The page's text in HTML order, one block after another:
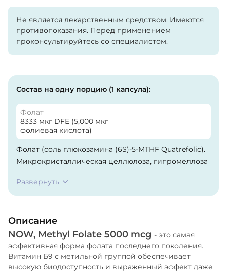
Не является лекарственным средством. Имеются
противопоказания. Перед применением
проконсультируйтесь со специалистом.
Состав на одну порцию (1 капсула):
Фолат
8333 мкг DFE (5,000 мкг
фолиевая кислота)
Фолат (соль глюкозамина (6S)-5-MTHF Quatrefolic).
Микрокристаллическая целлюлоза, гипромеллоза
(растительного происхождения).
Развернуть
Описание
NOW, Methyl Folate 5000 mcg - это самая
эффективная форма фолата последнего поколения.
Витамин Б9 с метильной группой обеспечивает
высокую биодоступность и выраженный эффект даже